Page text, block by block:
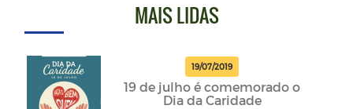
MAIS LIDAS
19/07/2019
19 de julho é comemorado o
Dia da Caridade